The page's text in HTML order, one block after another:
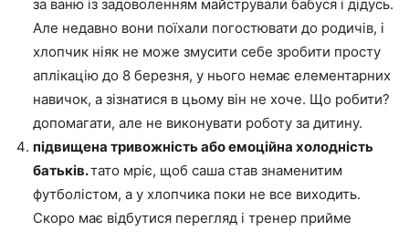
за ваню із задоволенням майстрували бабуся і дідусь.
Але недавно вони поїхали погостювати до родичів, і
хлопчик ніяк не може змусити себе зробити просту
аплікацію до 8 березня, у нього немає елементарних
навичок, а зізнатися в цьому він не хоче. Що робити?
допомагати, але не виконувати роботу за дитину.
підвищена тривожність або емоційна холодність
батьків.тато мріє, щоб саша став знаменитим
футболістом, а у хлопчика поки не все виходить.
Скоро має відбутися перегляд і тренер прийме